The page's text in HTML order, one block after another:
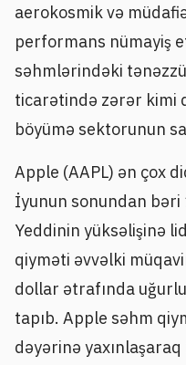
aerokosmik və
performans nümayiş
səhmlərindəki
ticarətində zərər kimi
böyümə sektorunun
Apple (AAPL) ən çox
İyunun sonundan
Yeddinin yüksəlişinə
qiyməti əvvəlki
dollar ətrafında
tapıb. Apple səhm
dəyərinə